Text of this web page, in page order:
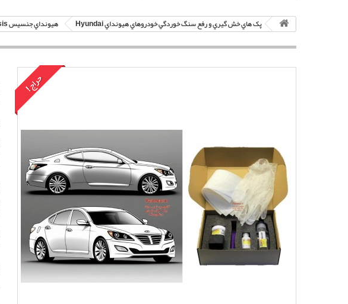
پک هاي خش گيري و رفع سنگ خوردگي خودروهاي هيونداي Hyundai هيونداي جنسيس HYUNDAI-Genesis
حراج!